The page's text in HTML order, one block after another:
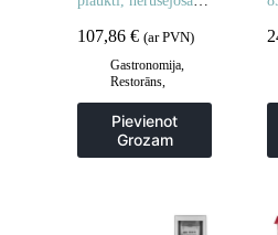
107,86 € (ar PVN)
Gastronomija,
Restorāns,
piederumi
Viesmīļu ratiņi
Pievienot
Grozam